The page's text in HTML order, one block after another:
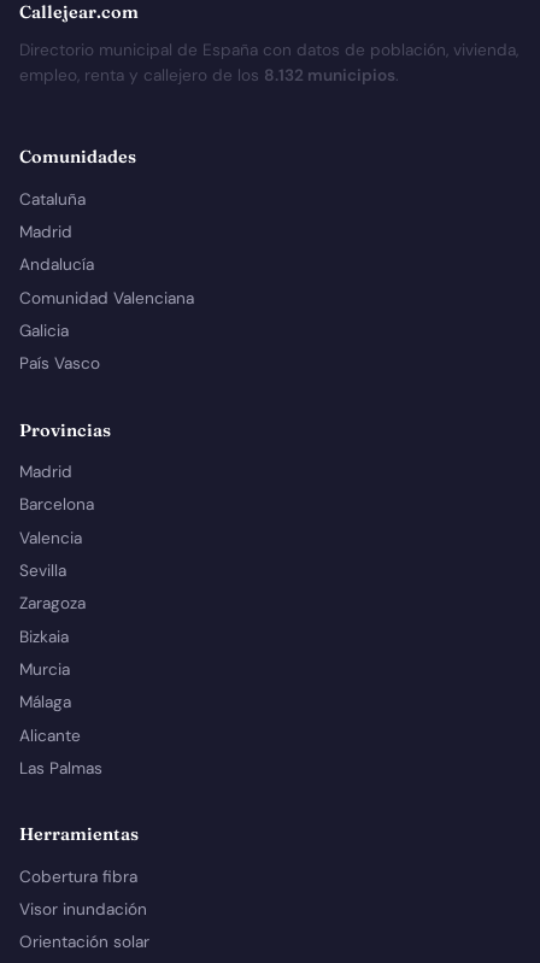
Callejear.com
Directorio municipal de España con datos de población, vivienda,
empleo, renta y callejero de los 8.132 municipios.
Comunidades
Cataluña
Madrid
Andalucía
Comunidad Valenciana
Galicia
País Vasco
Provincias
Madrid
Barcelona
Valencia
Sevilla
Zaragoza
Bizkaia
Murcia
Málaga
Alicante
Las Palmas
Herramientas
Cobertura fibra
Visor inundación
Orientación solar